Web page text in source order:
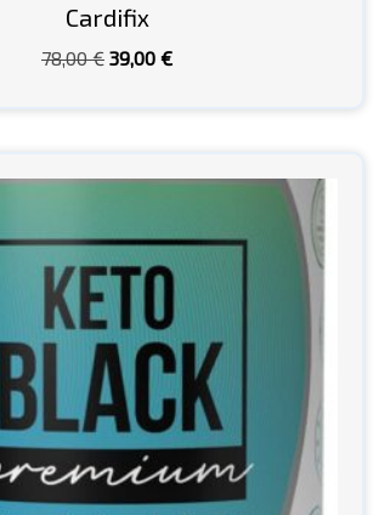
Cardifix
78,00€ Pôvodná
bola:
39,00 €Aktuálna
je: